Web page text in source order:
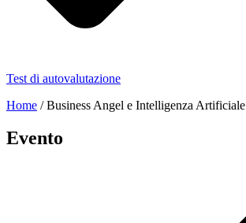
Test di autovalutazione
Home /Business Angel e Intelligenza Artificiale
Evento